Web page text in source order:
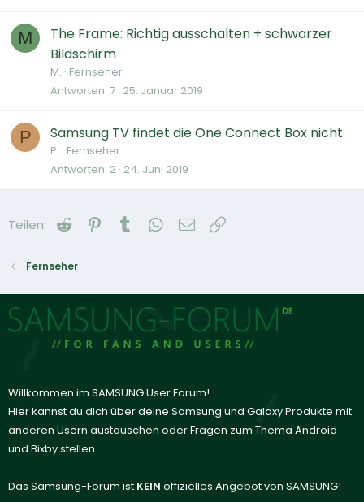
M
The Frame: Richtig ausschalten + schwarzer
Bildschirm
M. Fernseher
Antworten 7 25. Januar 2019
P Samsung TV findet die One Connect Box nicht.
P. Fernseher
Antworten 2 24. Juni 2019
Teilen: Reddit Pinterest
Tumblr WhatsApp
E-Mail
Fernseher
Willkommen im SAMSUNG User Forum!
Hier kannst du dich über deine Samsung und Galaxy Produkte mit
anderen Usern austauschen oder Fragen zum Thema Android
und Bixby stellen.
Das Samsung-Forum ist KEIN offizielles Angebot von SAMSUNG!